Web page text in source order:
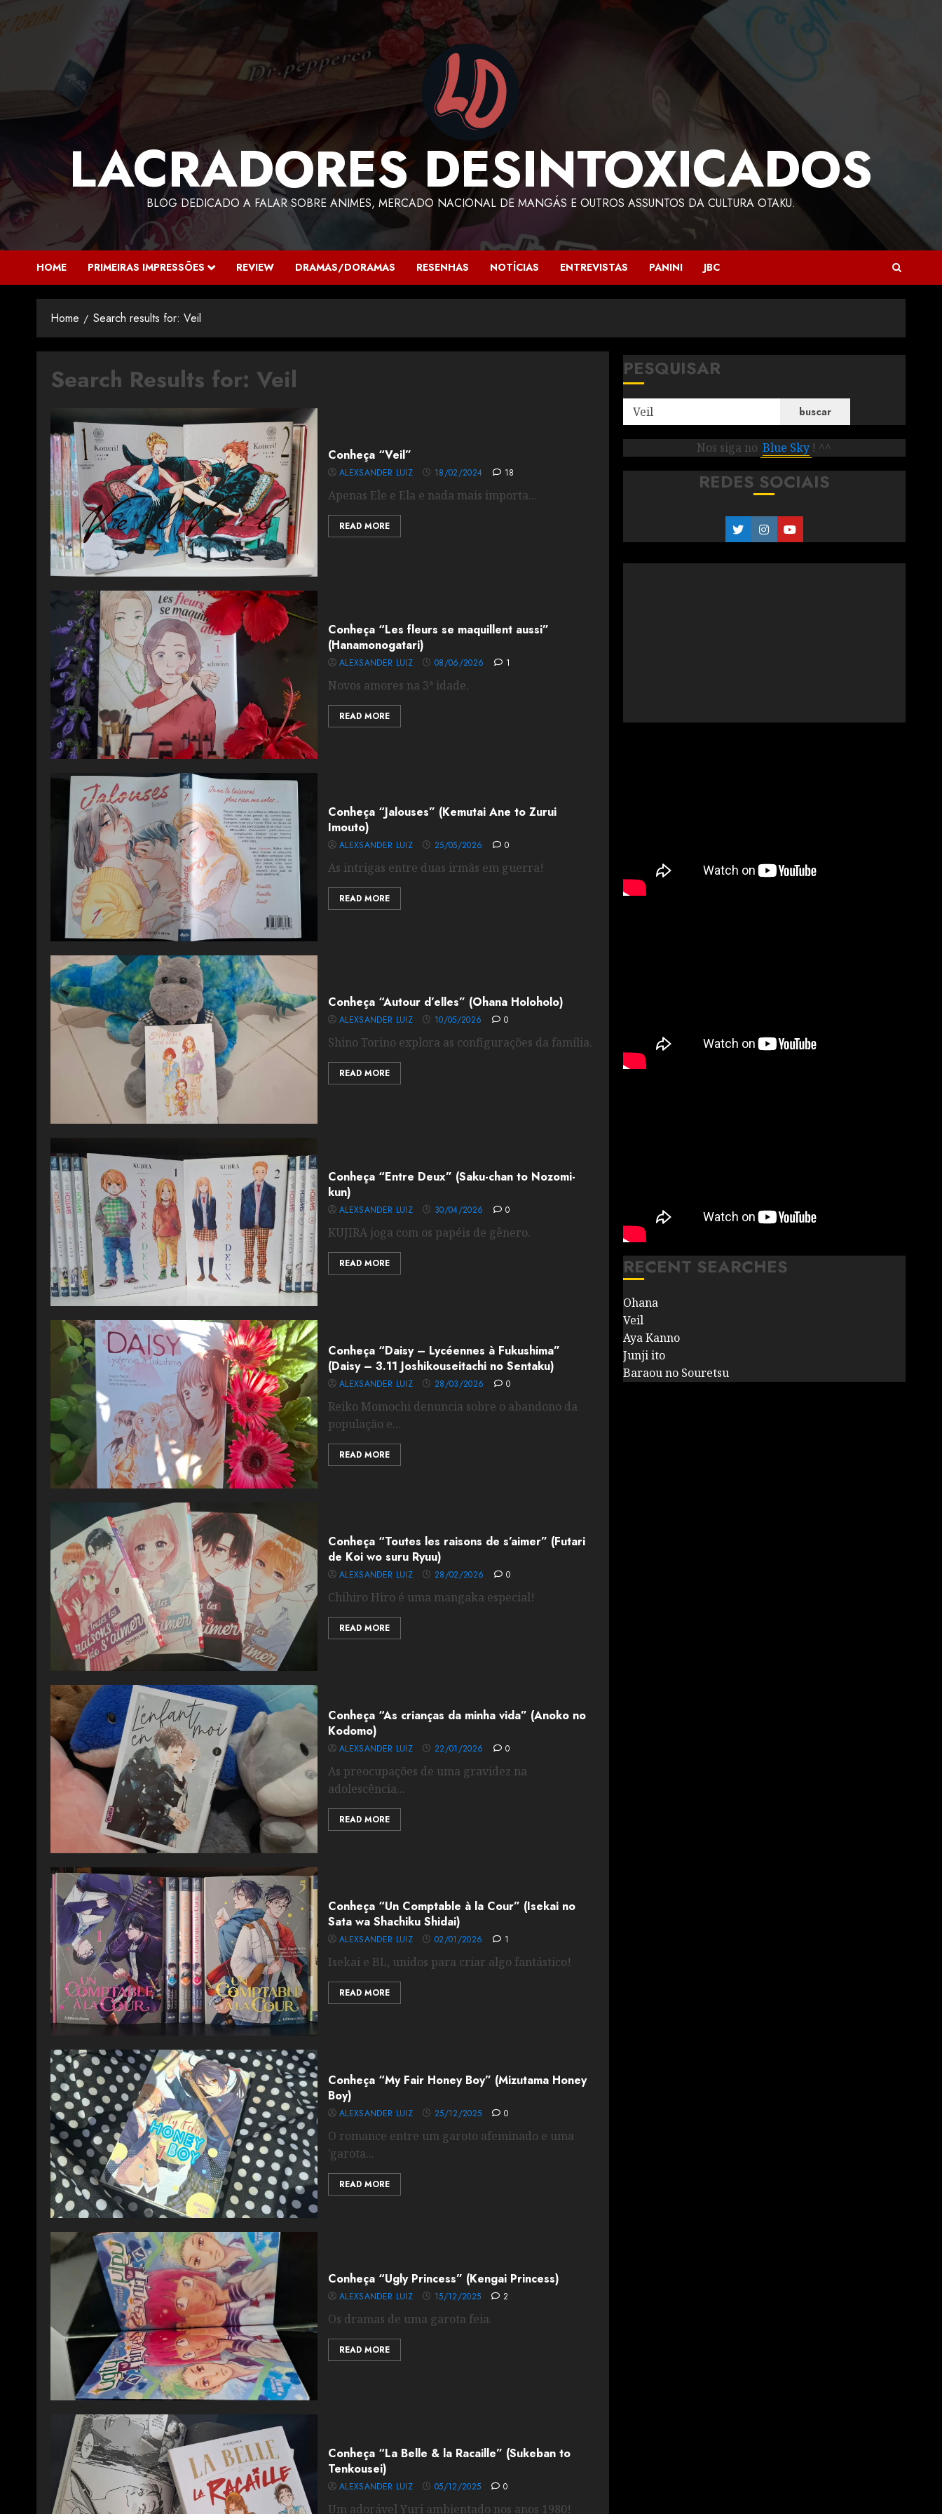
LACRADORES DESINTOXICADOS
BLOG DEDICADO A FALAR SOBRE ANIMES, MERCADO NACIONAL DE MANGÁS E OUTROS ASSUNTOS DA CULTURA OTAKU.
HOME PRIMEIRAS IMPRESSÕES REVIEW DRAMAS/DORAMAS RESENHAS NOTÍCIAS ENTREVISTAS PANINI JBC
Home Search results for: Veil
Search Results for: Veil
Conheça “Veil”
ALEXSANDER LUIZ 18/02/2024 18
Apenas Ele e Ela e nada mais importa...
READ MORE
Conheça “Les fleurs se maquillent aussi”
(Hanamonogatari)
ALEXSANDER LUIZ 08/06/2026 1
Novos amores na 3ª idade.
READ MORE
Conheça “Jalouses” (Kemutai Ane to Zurui
Imouto)
ALEXSANDER LUIZ 25/05/2026 0
As intrigas entre duas irmãs em guerra!
READ MORE
Conheça “Autour d’elles” (Ohana Holoholo)
ALEXSANDER LUIZ 10/05/2026 0
Shino Torino explora as configurações da família.
READ MORE
Conheça “Entre Deux” (Saku-chan to Nozomi-
kun)
ALEXSANDER LUIZ 30/04/2026 0
KUJIRA joga com os papéis de gênero.
READ MORE
Conheça “Daisy – Lycéennes à Fukushima”
(Daisy – 3.11 Joshikouseitachi no Sentaku)
ALEXSANDER LUIZ 28/03/2026 0
Reiko Momochi denuncia sobre o abandono da
população e...
READ MORE
Conheça “Toutes les raisons de s’aimer” (Futari
de Koi wo suru Ryuu)
ALEXSANDER LUIZ 28/02/2026 0
Chihiro Hiro é uma mangaka especial!
READ MORE
Conheça “As crianças da minha vida” (Anoko no
Kodomo)
ALEXSANDER LUIZ 22/01/2026 0
As preocupações de uma gravidez na
adolescência...
READ MORE
Conheça “Un Comptable à la Cour” (Isekai no
Sata wa Shachiku Shidai)
ALEXSANDER LUIZ 02/01/2026 1
Isekai e BL, unidos para criar algo fantástico!
READ MORE
Conheça “My Fair Honey Boy” (Mizutama Honey
Boy)
ALEXSANDER LUIZ 25/12/2025 0
O romance entre um garoto afeminado e uma
'garota...
READ MORE
Conheça “Ugly Princess” (Kengai Princess)
ALEXSANDER LUIZ 15/12/2025 2
Os dramas de uma garota feia.
READ MORE
Conheça “La Belle & la Racaille” (Sukeban to
Tenkousei)
ALEXSANDER LUIZ 05/12/2025 0
Um adorável Yuri ambientado nos anos 1980!
PESQUISAR
buscar
Nos siga no Blue Sky ! ^^
REDES SOCIAIS
RECENT SEARCHES
Ohana
Veil
Aya Kanno
Junji ito
Baraou no Souretsu